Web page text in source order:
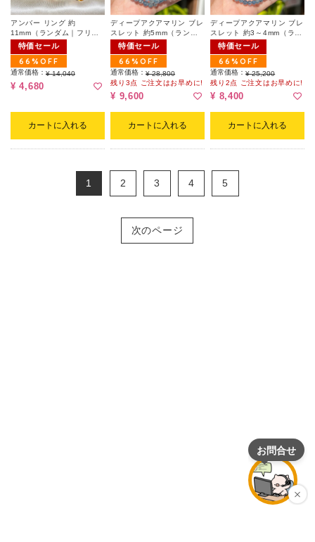
アンバー リング 約
11mm（ランダム｜フリー
サイズ）
特価セール
66%OFF
通常価格： ¥ 14,040
¥ 4,680
カートに入れる
ディープアクアマリン ブレ
スレット 約5mm（ランダ
ム）
特価セール
66%OFF
通常価格：¥ 28,800
残り3点 ご注文はお早めに!
¥ 9,600
カートに入れる
ディープアクアマリン ブレ
スレット 約3～4mm（ラン
ダム）
特価セール
66%OFF
通常価格：¥ 25,200
残り2点 ご注文はお早めに!
¥ 8,400
カートに入れる
1 2 3 4 5
次のページ